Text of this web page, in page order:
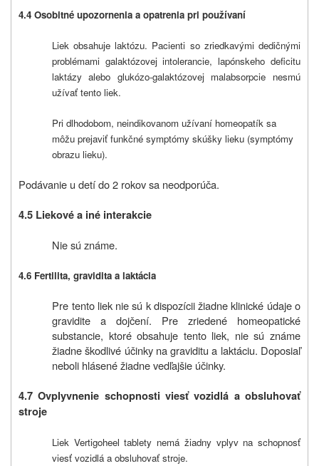
4.4 Osobitné upozornenia a opatrenia pri používaní
Liek obsahuje laktózu. Pacienti so zriedkavými dedičnými
problémami galaktózovej intolerancie, lapónskeho deficitu
laktázy alebo glukózo-galaktózovej malabsorpcie nesmú
užívať tento liek.
Pri dlhodobom, neindikovanom užívaní homeopatík sa
môžu prejaviť funkčné symptómy skúšky lieku (symptómy
obrazu lieku).
Podávanie u detí do 2 rokov sa neodporúča.
4.5 Liekové a iné interakcie
Nie sú známe.
4.6 Fertilita, gravidita a laktácia
Pre tento liek nie sú k dispozícii žiadne klinické údaje o
gravidite a dojčení. Pre zriedené homeopatické
substancie, ktoré obsahuje tento liek, nie sú známe
žiadne škodlivé účinky na graviditu a laktáciu. Doposiaľ
neboli hlásené žiadne vedľajšie účinky.
4.7 Ovplyvnenie schopnosti viesť vozidlá a obsluhovať
stroje
Liek Vertigoheel tablety nemá žiadny vplyv na schopnosť
viesť vozidlá a obsluhovať stroje.